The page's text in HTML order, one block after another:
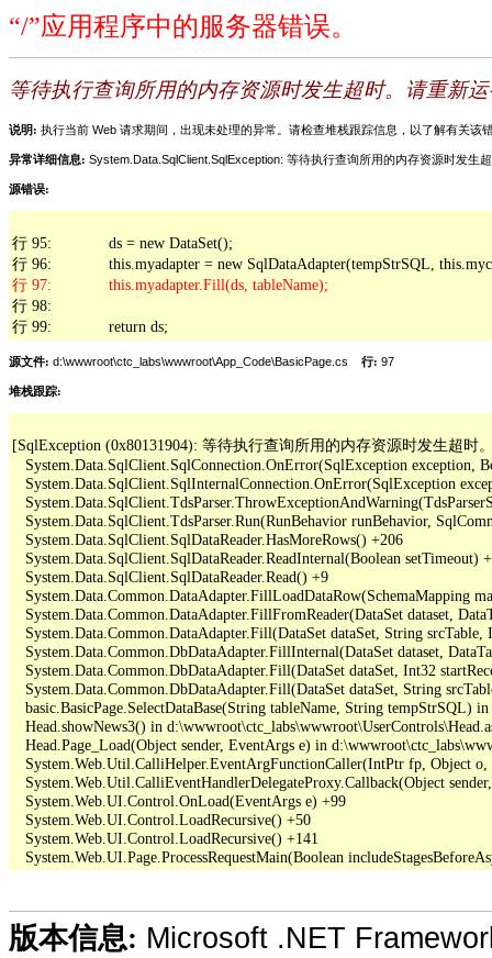
“/”应用程序中的服务器错误。
等待执行查询所用的内存资源时发生超时。请重新
说明: 执行当前 Web 请求期间，出现未处理的异常。请检查堆栈跟踪信息，以了解有关该
异常详细信息: System.Data.SqlClient.SqlException: 等待执行查询所用的内存资源时发生
源错误:
行 95:             ds = new DataSet();
行 98:
行 99:             return ds;
源文件: d:\wwwroot\ctc_labs\wwwroot\App_Code\BasicPage.cs 行: 97
堆栈跟踪:
[SqlException (0x80131904): 等待执行查询所用的内存资源时发生超时
System.Data.SqlClient.SqlConnection.OnError(SqlException exception,
System.Data.SqlClient.SqlInternalConnection.OnError(SqlException
System.Data.SqlClient.TdsParser.Run(RunBehavior runBehavior,
   System.Data.SqlClient.SqlDataReader.HasMoreRows() +206
System.Data.SqlClient.SqlDataReader.ReadInternal(Boolean setTimeout)
   System.Data.SqlClient.SqlDataReader.Read() +9
System.Data.Common.DataAdapter.FillLoadDataRow(SchemaMapping
System.Data.Common.DataAdapter.FillFromReader(DataSet dataset,
System.Data.Common.DataAdapter.Fill(DataSet dataSet, String
System.Data.Common.DbDataAdapter.FillInternal(DataSet dataset,
System.Data.Common.DbDataAdapter.Fill(DataSet dataSet, Int32
System.Data.Common.DbDataAdapter.Fill(DataSet dataSet, String
basic.BasicPage.SelectDataBase(String tableName, String
Head.showNews3() in
Head.Page_Load(Object sender, EventArgs e) in
System.Web.Util.CalliHelper.EventArgFunctionCaller(IntPtr fp, Object
System.Web.Util.CalliEventHandlerDelegateProxy.Callback(Object
   System.Web.UI.Control.OnLoad(EventArgs e) +99
   System.Web.UI.Control.LoadRecursive() +50
   System.Web.UI.Control.LoadRecursive() +141
版本信息: Microsoft .NET